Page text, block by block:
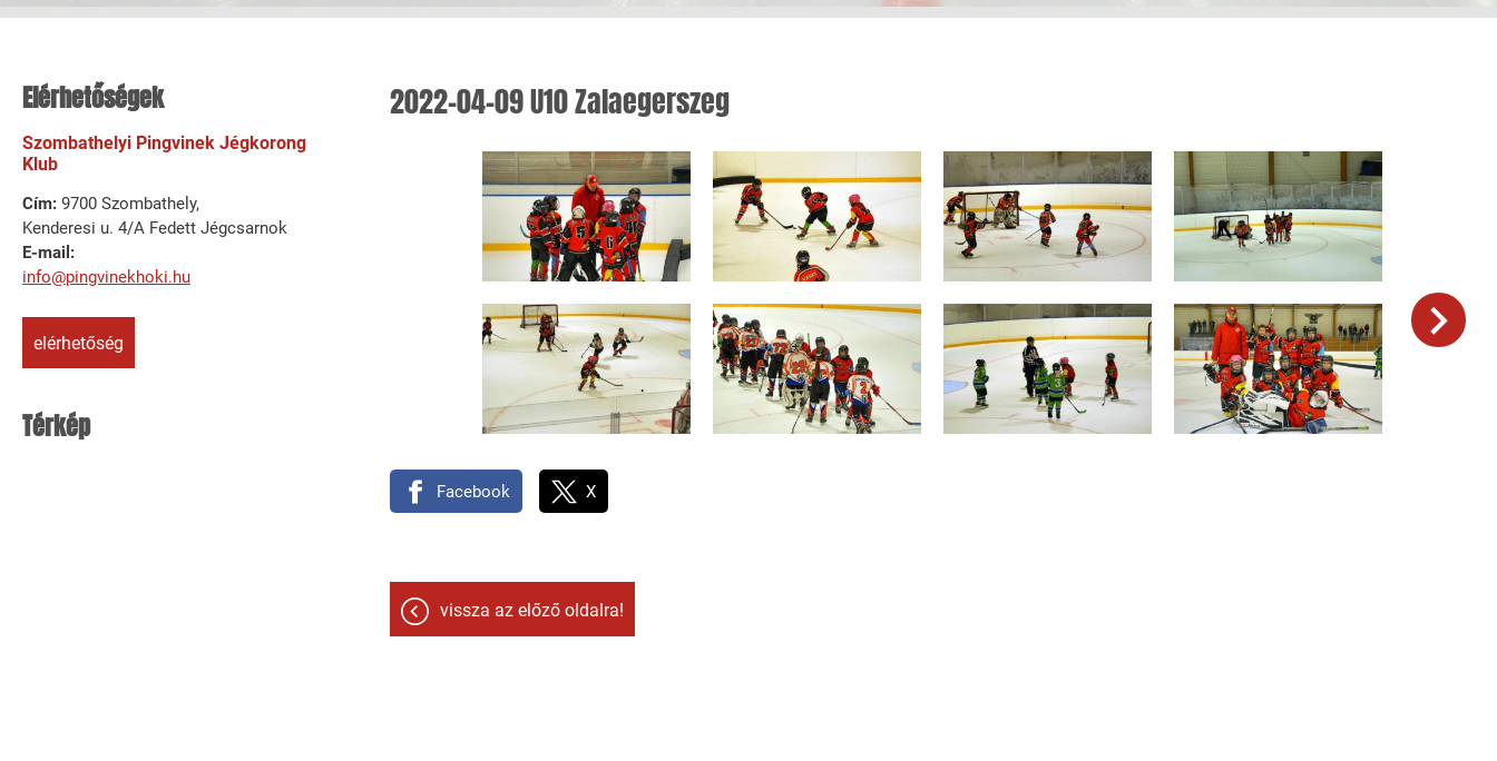
Elérhetőségek
Szombathelyi Pingvinek Jégkorong
Klub
Cím: 9700 Szombathely,
Kenderesi u. 4/A Fedett Jégcsarnok
E-mail:
info@pingvinekhoki.hu
elérhetőség
Térkép
2022-04-09 U10 Zalaegerszeg
Facebook X
vissza az előző oldalra!